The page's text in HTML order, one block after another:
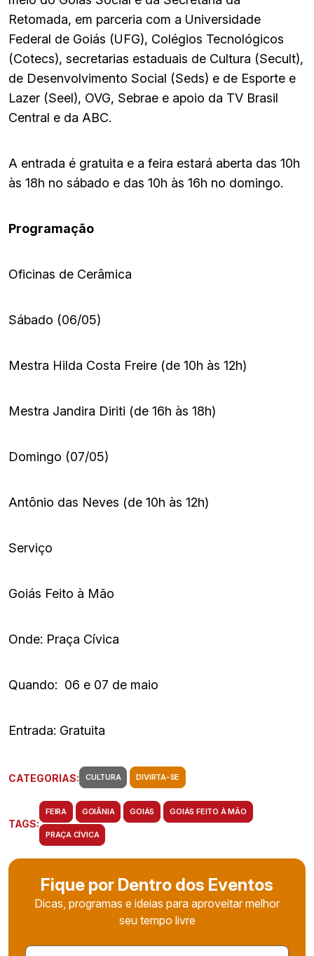
Retomada, em parceria com a Universidade
Federal de Goiás (UFG), Colégios Tecnológicos
(Cotecs), secretarias estaduais de Cultura (Secult),
de Desenvolvimento Social (Seds) e de Esporte e
Lazer (Seel), OVG, Sebrae e apoio da TV Brasil
Central e da ABC.
A entrada é gratuita e a feira estará aberta das 10h
às 18h no sábado e das 10h às 16h no domingo.
Programação
Oficinas de Cerâmica
Sábado (06/05)
Mestra Hilda Costa Freire (de 10h às 12h)
Mestra Jandira Diriti (de 16h às 18h)
Domingo (07/05)
Antônio das Neves (de 10h às 12h)
Serviço
Goiás Feito à Mão
Onde: Praça Cívica
Quando: 06 e 07 de maio
Entrada: Gratuita
CATEGORIAS: CULTURA DIVIRTA-SE
TAGS:
FEIRA GOIÂNIA GOIÁS GOIÁS FEITO À MÃO
PRAÇA CÍVICA
Fique por Dentro dos Eventos
Dicas, programas e ideias para aproveitar melhor
seu tempo livre